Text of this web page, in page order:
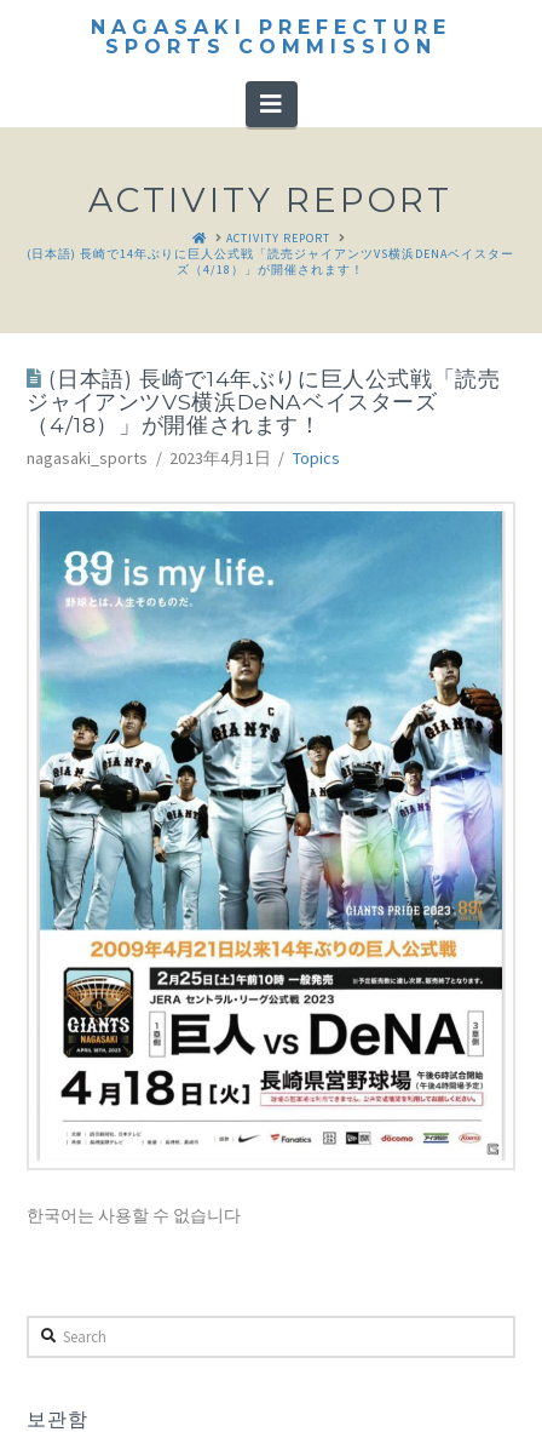
NAGASAKI PREFECTURE
SPORTS COMMISSION
Navigation
ACTIVITY REPORT
HOMEACTIVITY REPORT
(日本語) 長崎で14年ぶりに巨人公式戦「読売ジャイアンツVS横浜DENAベイスター
ズ（4/18）」が開催されます！
(日本語) 長崎で14年ぶりに巨人公式戦「読売
ジャイアンツVS横浜DeNAベイスターズ
（4/18）」が開催されます！
nagasaki_sports 2023年4月1日 Topics
한국어는 사용할 수 없습니다
Search
보관함